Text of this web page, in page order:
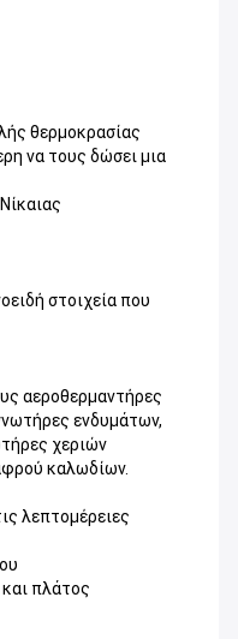
θερμοκρασίας
να τους δώσει μια
στοιχεία που
αεροθερμαντήρες
ενδυμάτων,
χεριών
καλωδίων.
λεπτομέρειες
πλάτος